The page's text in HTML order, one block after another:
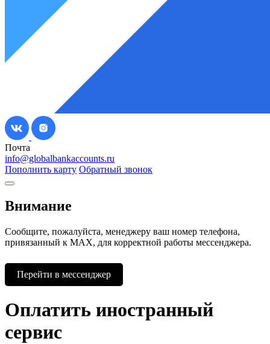
Почта
info@globalbankaccounts.ru
Пополнить карту Обратный звонок
Внимание
Сообщите, пожалуйста, менеджеру ваш номер телефона,
привязанный к МАХ, для корректной работы мессенджера.
Перейти в мессенджер
Оплатить иностранный
сервис